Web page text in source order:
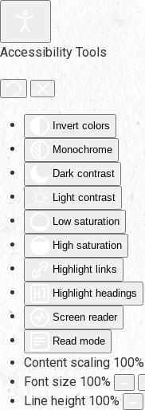
Accessibility Tools
Invert colors
Monochrome
Dark contrast
Light contrast
Low saturation
High saturation
Highlight links
Highlight headings
Screen reader
Read mode
Content scaling 100%
Font size 100%
Line height 100%
Skip to main content